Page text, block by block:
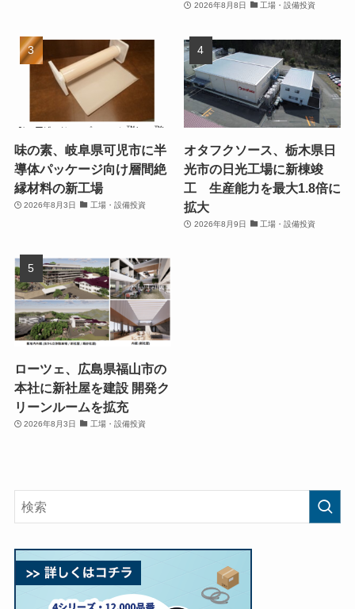
2026年8月8日 工場・設備投資
味の素、岐阜県可児市に半
導体パッケージ向け層間絶
縁材料の新工場
2026年8月3日 工場・設備投資
オタフクソース、栃木県日
光市の日光工場に新棟竣
工 生産能力を最大1.8倍に
拡大
2026年8月9日 工場・設備投資
ローツェ、広島県福山市の
本社に新社屋を建設 開発ク
リーンルームを拡充
2026年8月3日 工場・設備投資